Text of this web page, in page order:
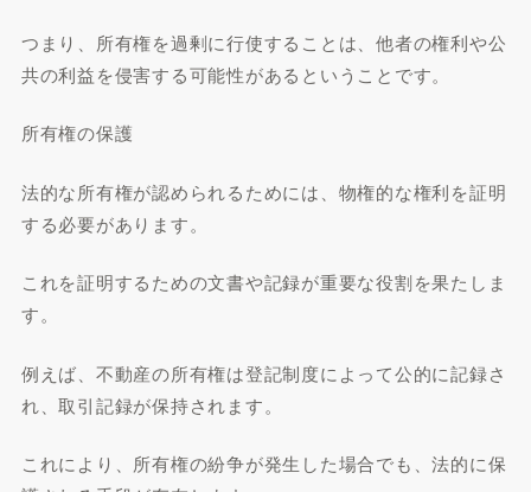
つまり、所有権を過剰に行使することは、他者の権利や公
共の利益を侵害する可能性があるということです。
所有権の保護
法的な所有権が認められるためには、物権的な権利を証明
する必要があります。
これを証明するための文書や記録が重要な役割を果たしま
す。
例えば、不動産の所有権は登記制度によって公的に記録さ
れ、取引記録が保持されます。
これにより、所有権の紛争が発生した場合でも、法的に保